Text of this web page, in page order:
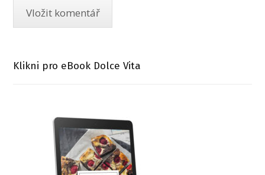
Klikni pro eBook Dolce Vita